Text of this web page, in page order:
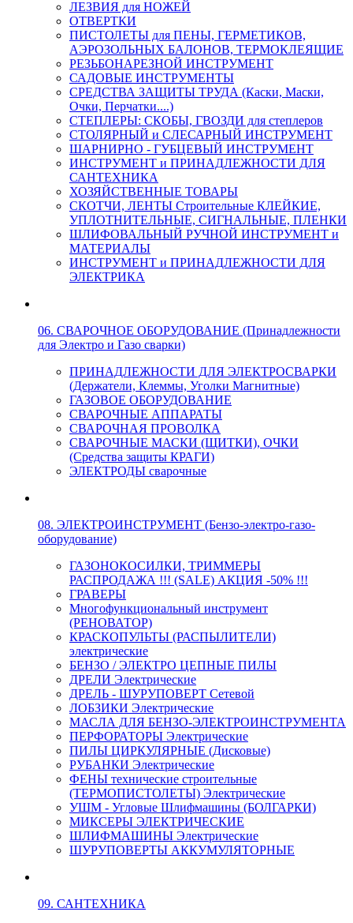
ЛЕЗВИЯ для НОЖЕЙ
ОТВЕРТКИ
ПИСТОЛЕТЫ для ПЕНЫ, ГЕРМЕТИКОВ,
АЭРОЗОЛЬНЫХ БАЛОНОВ, ТЕРМОКЛЕЯЩИЕ
РЕЗЬБОНАРЕЗНОЙ ИНСТРУМЕНТ
САДОВЫЕ ИНСТРУМЕНТЫ
СРЕДСТВА ЗАЩИТЫ ТРУДА (Каски, Маски,
Очки, Перчатки....)
СТЕПЛЕРЫ: СКОБЫ, ГВОЗДИ для степлеров
СТОЛЯРНЫЙ и СЛЕСАРНЫЙ ИНСТРУМЕНТ
ШАРНИРНО - ГУБЦЕВЫЙ ИНСТРУМЕНТ
ИНСТРУМЕНТ и ПРИНАДЛЕЖНОСТИ ДЛЯ
САНТЕХНИКА
ХОЗЯЙСТВЕННЫЕ ТОВАРЫ
СКОТЧИ, ЛЕНТЫ Строительные КЛЕЙКИЕ,
УПЛОТНИТЕЛЬНЫЕ, СИГНАЛЬНЫЕ, ПЛЕНКИ
ШЛИФОВАЛЬНЫЙ РУЧНОЙ ИНСТРУМЕНТ и
МАТЕРИАЛЫ
ИНСТРУМЕНТ и ПРИНАДЛЕЖНОСТИ ДЛЯ
ЭЛЕКТРИКА
06. СВАРОЧНОЕ ОБОРУДОВАНИЕ (Принадлежности
для Электро и Газо сварки)
ПРИНАДЛЕЖНОСТИ ДЛЯ ЭЛЕКТРОСВАРКИ
(Держатели, Клеммы, Уголки Магнитные)
ГАЗОВОЕ ОБОРУДОВАНИЕ
СВАРОЧНЫЕ АППАРАТЫ
СВАРОЧНАЯ ПРОВОЛКА
СВАРОЧНЫЕ МАСКИ (ЩИТКИ), ОЧКИ
(Средства защиты КРАГИ)
ЭЛЕКТРОДЫ сварочные
08. ЭЛЕКТРОИНСТРУМЕНТ (Бензо-электро-газо-
оборудование)
ГАЗОНОКОСИЛКИ, ТРИММЕРЫ
РАСПРОДАЖА !!! (SALE) АКЦИЯ -50% !!!
ГРАВЕРЫ
Многофункциональный инструмент
(РЕНОВАТОР)
КРАСКОПУЛЬТЫ (РАСПЫЛИТЕЛИ)
электрические
БЕНЗО / ЭЛЕКТРО ЦЕПНЫЕ ПИЛЫ
ДРЕЛИ Электрические
ДРЕЛЬ - ШУРУПОВЕРТ Сетевой
ЛОБЗИКИ Электрические
МАСЛА ДЛЯ БЕНЗО-ЭЛЕКТРОИНСТРУМЕНТА
ПЕРФОРАТОРЫ Электрические
ПИЛЫ ЦИРКУЛЯРНЫЕ (Дисковые)
РУБАНКИ Электрические
ФЕНЫ технические строительные
(ТЕРМОПИСТОЛЕТЫ) Электрические
УШМ - Угловые Шлифмашины (БОЛГАРКИ)
МИКСЕРЫ ЭЛЕКТРИЧЕСКИЕ
ШЛИФМАШИНЫ Электрические
ШУРУПОВЕРТЫ АККУМУЛЯТОРНЫЕ
09. САНТЕХНИКА